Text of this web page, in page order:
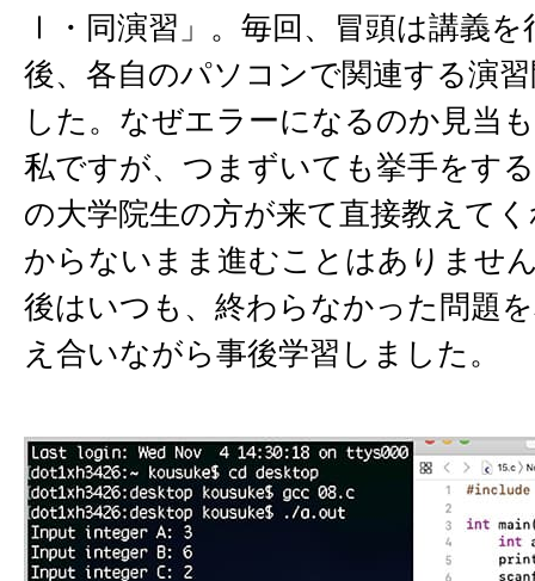
Ⅰ・同演習」。毎回、冒頭は講義
後、各自のパソコンで関連する演
した。なぜエラーになるのか見当
私ですが、つまずいても挙手をす
の大学院生の方が来て直接教えて
からないまま進むことはありませ
後はいつも、終わらなかった問題
え合いながら事後学習しました。